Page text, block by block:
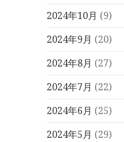
2024年10月 (9)
2024年9月 (20)
2024年8月 (27)
2024年7月 (22)
2024年6月 (25)
2024年5月 (29)